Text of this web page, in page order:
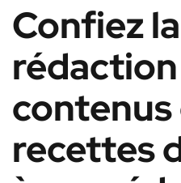
Confiez la
recettes